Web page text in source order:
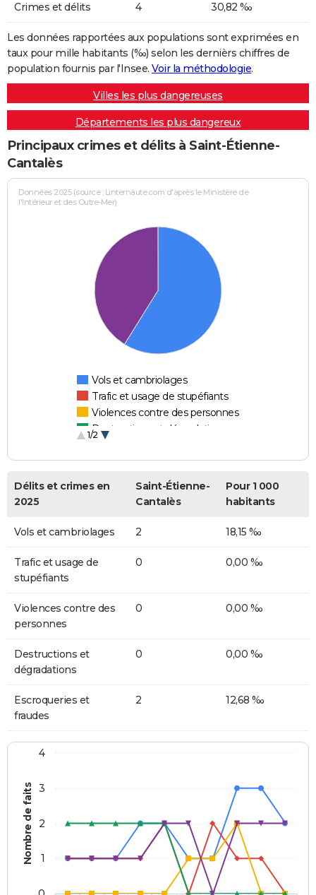
Crimes et délits 4 30,82 ‰
Les données rapportées aux populations sont exprimées en
taux pour mille habitants (‰) selon les dernièrs chiffres de
population fournis par l'Insee. Voir la méthodologie.
Villes les plus dangereuses
Départements les plus dangereux
Principaux crimes et délits à Saint-Étienne-
Cantalès
Données 2025 (source : Linternaute.com d'après le Ministère de
l'Intérieur et des Outre-Mer)
Vols et cambriolages
Trafic et usage de stupéfiants
Violences contre des personnes
Destructions et dégradations
1/2
Délits et crimes en
2025
Saint-Étienne-
Cantalès
Pour 1 000
habitants
Vols et cambriolages 2 18,15 ‰
Trafic et usage de
stupéfiants
0 0,00 ‰
Violences contre des
personnes
0 0,00 ‰
Destructions et
dégradations
0 0,00 ‰
Escroqueries et
fraudes
2 12,68 ‰
Nombre de faits 1
2
3
4